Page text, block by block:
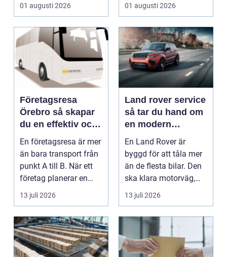
01 augusti 2026 01 augusti 2026
Företagsresa
Örebro så skapar
du en effektiv och
minnesvärd resa
En företagsresa är mer
än bara transport från
punkt A till B. När ett
företag planerar en
resa för m...
13 juli 2026
Land rover service
så tar du hand om
en modern
klassiker
En Land Rover är
byggd för att tåla mer
än de flesta bilar. Den
ska klara motorväg,
stadstrafik, gru...
13 juli 2026